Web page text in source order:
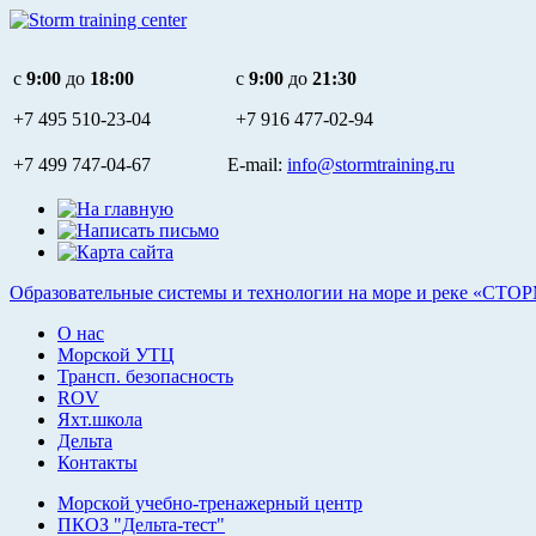
c 9:00 до 18:00
+7 495 510-23-04
c 9:00 до 21:30
+7 916 477-02-94
+7 499 747-04-67 E-mail: info@stormtraining.ru
Образовательные системы и технологии на море и реке
О нас
Морской УТЦ
Трансп. безопасность
ROV
Яхт.школа
Дельта
Контакты
Морской учебно-тренажерный центр
ПКОЗ "Дельта-тест"